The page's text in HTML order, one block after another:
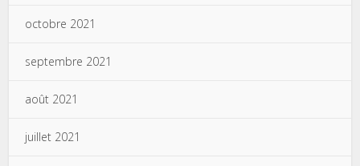
octobre 2021
septembre 2021
août 2021
juillet 2021